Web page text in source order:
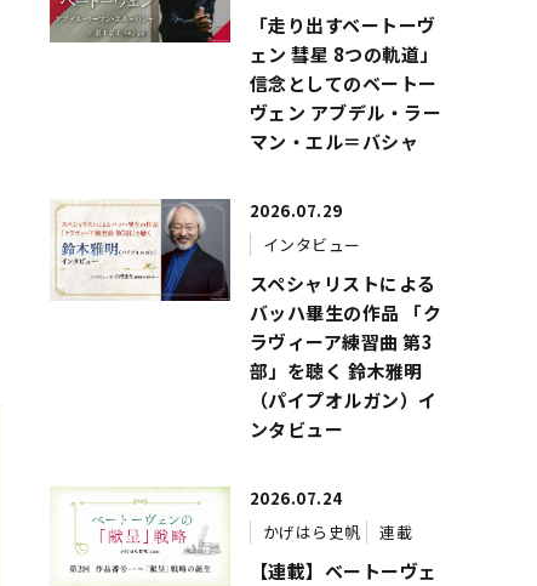
「走り出すベートーヴ
ェン 彗星 8つの軌道」
信念としてのベートー
ヴェン アブデル・ラー
マン・エル＝バシャ
2026.07.29
インタビュー
スペシャリストによる
バッハ畢生の作品 「ク
ラヴィーア練習曲 第3
部」を聴く 鈴木雅明
（パイプオルガン）イ
ンタビュー
2026.07.24
かげはら史帆
連載
【連載】ベートーヴェ